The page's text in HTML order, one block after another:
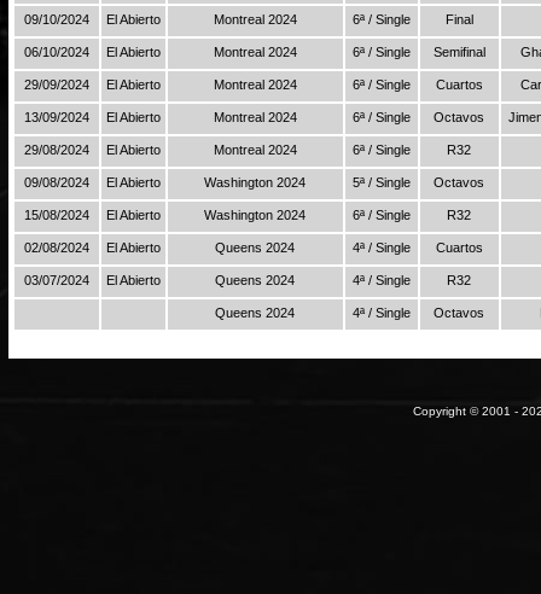
09/10/2024 El Abierto Montreal 2024 6ª / Single Final
06/10/2024 El Abierto Montreal 2024 6ª / Single Semifinal
29/09/2024 El Abierto Montreal 2024 6ª / Single Cuartos
13/09/2024 El Abierto Montreal 2024 6ª / Single Octavos
29/08/2024 El Abierto Montreal 2024 6ª / Single R32
09/08/2024 El Abierto Washington 2024 5ª / Single Octavos
15/08/2024 El Abierto Washington 2024 6ª / Single R32
02/08/2024 El Abierto Queens 2024 4ª / Single Cuartos
03/07/2024 El Abierto Queens 2024 4ª / Single R32
Queens 2024 4ª / Single Octavos
Copyright © 2001 -